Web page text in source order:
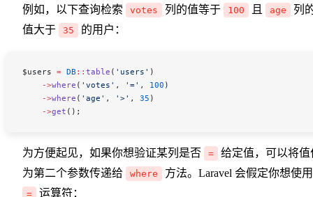
例如，以下查询检索 votes 列的值等于 100 且 age
列
值大于
35 的用户：
$users = DB :: table ( 'users' )
    ->
where ( 'votes' , '=' , 100 )
    ->
where ( 'age' , '>' , 35 )
    ->
get ();
为方便起见，如果你想验证某列是否 =
给定值，可以将值
为第二个参数传递给
where 方法。Laravel 会假定你想使用
= 运算符：